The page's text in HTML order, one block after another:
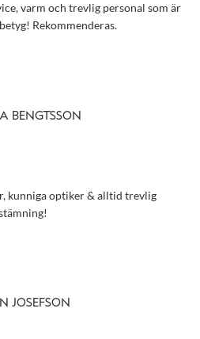
varm och trevlig personal som är
Rekommenderas.
BENGTSSON
kunniga optiker & alltid trevlig
JOSEFSON